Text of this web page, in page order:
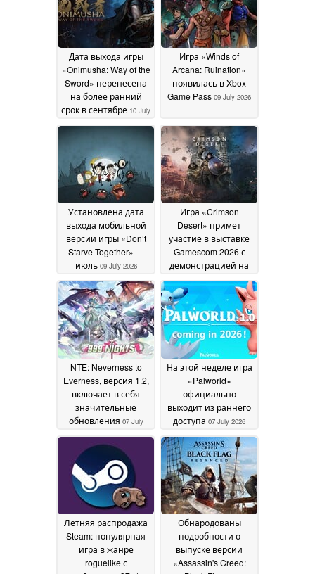
Дата выхода игры
«Onimusha: Way of the
Sword» перенесена
на более ранний
срок в сентябре 10 July
2026
Игра «Winds of
Arcana: Ruination»
появилась в Xbox
Game Pass 09 July 2026
Установлена дата
выхода мобильной
версии игры «Don’t
Starve Together» —
июль 09 July 2026
Игра «Crimson
Desert» примет
участие в выставке
Gamescom 2026 с
демонстрацией на
мониторах Samsung
с разрешением 6K08
July 2026
NTE: Neverness to
Everness, версия 1.2,
включает в себя
значительные
обновления 07 July
2026
На этой неделе игра
«Palworld»
официально
выходит из раннего
доступа 07 July 2026
Летняя распродажа
Steam: популярная
игра в жанре
roguelike с
Обнародованы
подробности о
выпуске версии
«Assassin's Creed: